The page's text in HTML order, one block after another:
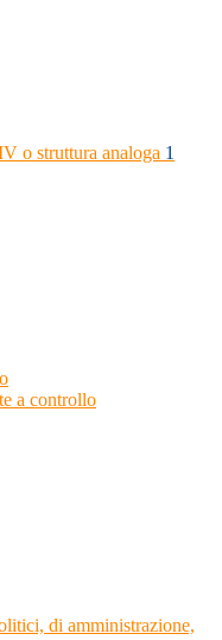
o struttura analoga 1
a controllo
di amministrazione,